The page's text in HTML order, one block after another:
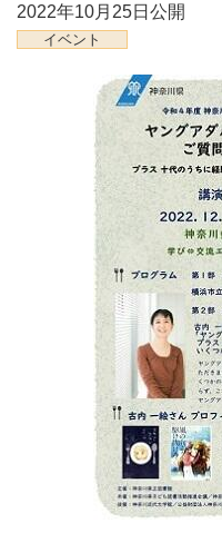
2022年10月25日 公開
イベント